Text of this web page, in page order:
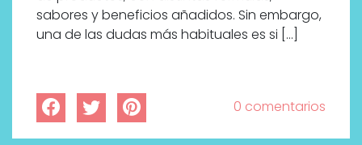
sabores y beneficios añadidos. Sin embargo,
una de las dudas más habituales es si […]
0 comentarios